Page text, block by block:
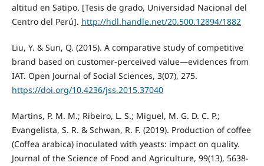
altitud en Satipo. [Tesis de grado, Universidad Nacional del
Centro del Perú]. http://hdl.handle.net/20.500.12894/1882
Liu, Y. & Sun, Q. (2015). A comparative study of competitive
brand based on customer-perceived value—evidences from
IAT. Open Journal of Social Sciences, 3(07), 275.
https://doi.org/10.4236/jss.2015.37040
Martins, P. M. M.; Ribeiro, L. S.; Miguel, M. G. D. C. P.;
Evangelista, S. R. & Schwan, R. F. (2019). Production of coffee
(Coffea arabica) inoculated with yeasts: impact on quality.
Journal of the Science of Food and Agriculture, 99(13), 5638-